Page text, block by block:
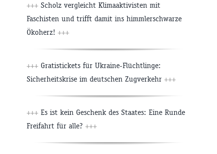
+++ Scholz vergleicht Klimaaktivisten mit
Faschisten und trifft damit ins himmlerschwarze
Ökoherz! +++
+++ Gratistickets für Ukraine-Flüchtlinge:
Sicherheitskrise im deutschen Zugverkehr +++
+++ Es ist kein Geschenk des Staates: Eine Runde
Freifahrt für alle? +++